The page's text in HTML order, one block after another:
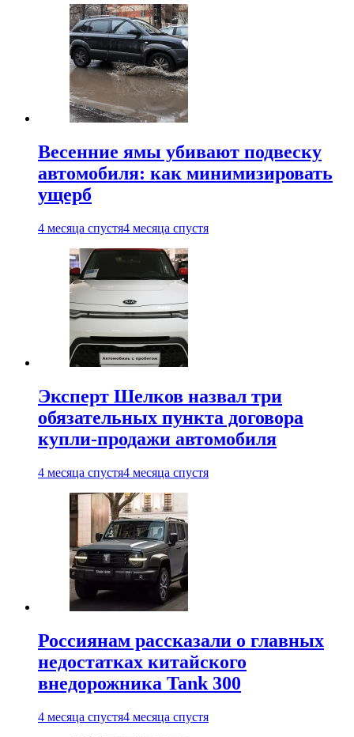
Весенние ямы убивают подвеску
автомобиля: как минимизировать
ущерб
4 месяца спустя4 месяца спустя
Эксперт Шелков назвал три
обязательных пункта договора
купли-продажи автомобиля
4 месяца спустя4 месяца спустя
Россиянам рассказали о главных
недостатках китайского
внедорожника Tank 300
4 месяца спустя4 месяца спустя